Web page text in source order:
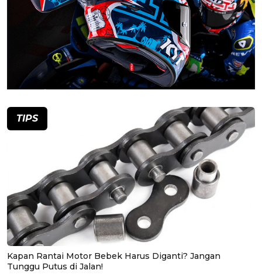
TIPS
Kapan Rantai Motor Bebek Harus Diganti? Jangan
Tunggu Putus di Jalan!